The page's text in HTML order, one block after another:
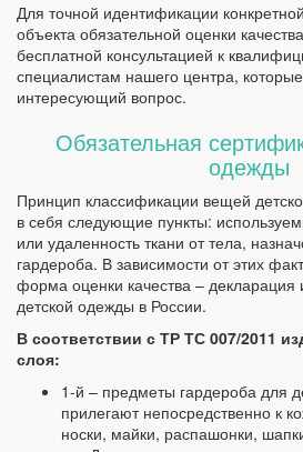
Для точной идентификации
объекта обязательной оценки
бесплатной консультацией к
специалистам нашего центра,
интересующий вопрос.
Обязательная
одежды
Принцип классификации вещей
в себя следующие пункты:
или удаленность ткани от тела,
гардероба. В зависимости от этих
форма оценки качества – декларация
детской одежды в России.
В соответствии с ТР ТС 007/2011
слоя:
1-й – предметы гардероба для
прилегают непосредственно к
носки, майки, распашонки,